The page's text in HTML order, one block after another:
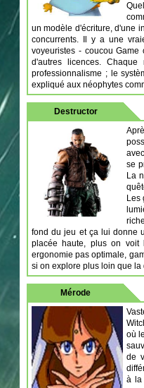
un modèle d'écriture, d'une
concurrents. Il y a une
voyeuristes - coucou
d'autres licences.
professionnalisme ; le
expliqué aux néophytes
Destructor
se
La
Les
fond du jeu et ça lui donne
placée haute, plus on voit
ergonomie pas optimale,
si on explore plus loin que
Mérode
où
de
à la